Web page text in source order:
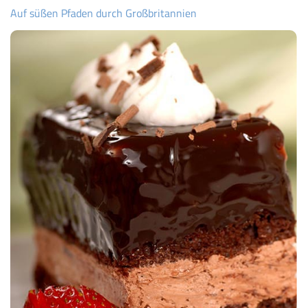
Auf süßen Pfaden durch Großbritannien